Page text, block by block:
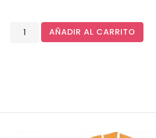
AÑADIR AL CARRITO